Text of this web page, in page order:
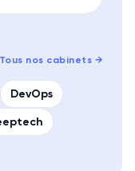
Tous nos cabinets →
DevOps